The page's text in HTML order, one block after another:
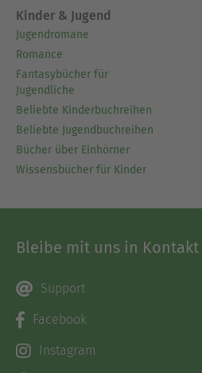
Kinder & Jugend
Jugendromane
Romance
Fantasybücher für
Jugendliche
Beliebte Kinderbuchreihen
Beliebte Jugendbuchreihen
Bücher über Einhörner
Wissensbücher für Kinder
Bleibe mit uns in Kontakt
Support
Facebook
Instagram